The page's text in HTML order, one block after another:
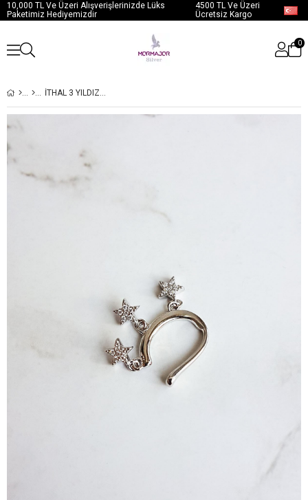
10,000 TL Ve Üzeri Alışverişlerinizde Lüks
Paketimiz Hediyemizdir
4500 TL Ve Üzeri
Ücretsiz Kargo
0
İTHAL 3 YILDIZLI GÜMÜŞ KIKIRDAK KÜPE